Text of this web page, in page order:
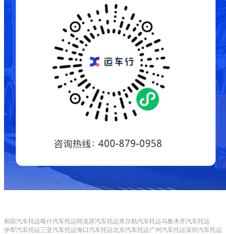
和田汽车托运喀什汽车托运阿克苏汽车托运库尔勒汽车托运乌鲁木齐汽车托运
伊犁汽车托运三亚汽车托运海口汽车托运北京汽车托运广州汽车托运深圳汽车托运